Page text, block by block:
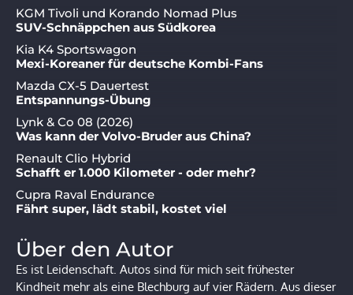
KGM Tivoli und Korando Nomad Plus
SUV-Schnäppchen aus Südkorea
Kia K4 Sportswagon
Mexi-Koreaner für deutsche Kombi-Fans
Mazda CX-5 Dauertest
Entspannungs-Übung
Lynk & Co 08 (2026)
Was kann der Volvo-Bruder aus China?
Renault Clio Hybrid
Schafft er 1.000 Kilometer - oder mehr?
Cupra Raval Endurance
Fährt super, lädt stabil, kostet viel
Über den Autor
Es ist Leidenschaft. Autos sind für mich seit frühester
Kindheit mehr als eine Blechburg auf vier Rädern. Aus dieser